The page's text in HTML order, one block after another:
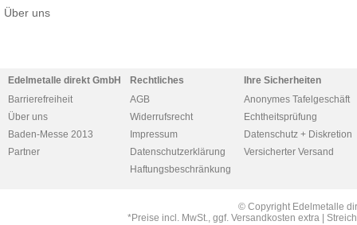
Über uns
Edelmetalle direkt GmbH
Barrierefreiheit
Über uns
Baden-Messe 2013
Partner
Rechtliches
AGB
Widerrufsrecht
Impressum
Datenschutzerklärung
Haftungsbeschränkung
Ihre Sicherheiten
Anonymes Tafelgeschäft
Echtheitsprüfung
Datenschutz + Diskretion
Versicherter Versand
© Copyright Edelmetalle
*Preise incl. MwSt., ggf. Versandkosten extra |